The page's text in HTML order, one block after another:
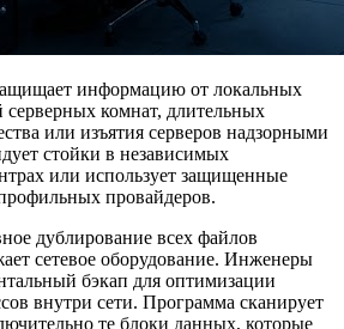
информацию от локальных
серверных комнат, длительных
или изъятия серверов надзорными
стойки в независимых
или использует защищенные
провайдеров.
дублирование всех файлов
сетевое оборудование. Инженеры
бэкап для оптимизации
внутри сети. Программа сканирует
те блоки данных, которые